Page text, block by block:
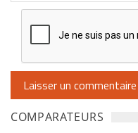
COMPARATEURS